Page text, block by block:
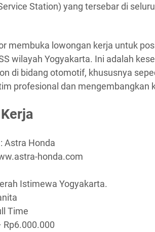
Station) yang tersebar di
membuka lowongan kerja untuk
wilayah Yogyakarta. Ini adalah
di bidang otomotif, khususnya
profesional dan mengembangkan
Astra Honda
honda.com
Istimewa Yogyakarta.
Time
Rp6.000.000